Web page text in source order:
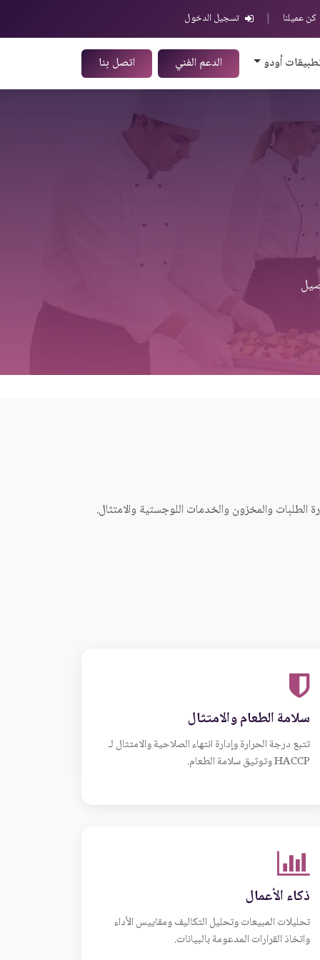
كن عميلنا | تسجيل الدخول
أودو الدعم الفني اتصل بنا
والمخزون والخدمات اللوجستية والامتثال.
سلامة الطعام والامتثال
تتبع درجة الحرارة وإدارة انتهاء الصلاحية والامتثال لـ
HACCP وتوثيق سلامة الطعام.
ذكاء الأعمال
تحليلات المبيعات وتحليل التكاليف ومقاييس الأداء
واتخاذ القرارات المدعومة بالبيانات.